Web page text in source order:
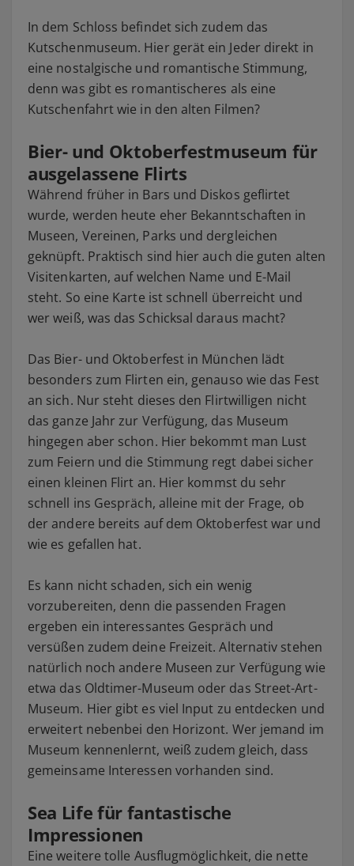
In dem Schloss befindet sich zudem das
Kutschenmuseum. Hier gerät ein Jeder direkt in
eine nostalgische und romantische Stimmung,
denn was gibt es romantischeres als eine
Kutschenfahrt wie in den alten Filmen?
Bier- und Oktoberfestmuseum für
ausgelassene Flirts
Während früher in Bars und Diskos geflirtet
wurde, werden heute eher Bekanntschaften in
Museen, Vereinen, Parks und dergleichen
geknüpft. Praktisch sind hier auch die guten alten
Visitenkarten, auf welchen Name und E-Mail
steht. So eine Karte ist schnell überreicht und
wer weiß, was das Schicksal daraus macht?
Das Bier- und Oktoberfest in München lädt
besonders zum Flirten ein, genauso wie das Fest
an sich. Nur steht dieses den Flirtwilligen nicht
das ganze Jahr zur Verfügung, das Museum
hingegen aber schon. Hier bekommt man Lust
zum Feiern und die Stimmung regt dabei sicher
einen kleinen Flirt an. Hier kommst du sehr
schnell ins Gespräch, alleine mit der Frage, ob
der andere bereits auf dem Oktoberfest war und
wie es gefallen hat.
Es kann nicht schaden, sich ein wenig
vorzubereiten, denn die passenden Fragen
ergeben ein interessantes Gespräch und
versüßen zudem deine Freizeit. Alternativ stehen
natürlich noch andere Museen zur Verfügung wie
etwa das Oldtimer-Museum oder das Street-Art-
Museum. Hier gibt es viel Input zu entdecken und
erweitert nebenbei den Horizont. Wer jemand im
Museum kennenlernt, weiß zudem gleich, dass
gemeinsame Interessen vorhanden sind.
Sea Life für fantastische
Impressionen
Eine weitere tolle Ausflugmöglichkeit, die nette